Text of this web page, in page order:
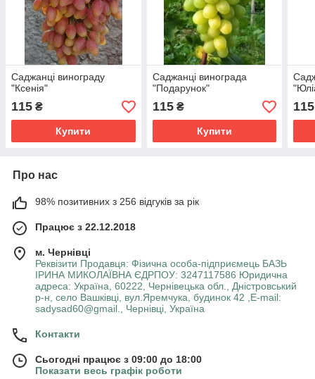
Саджанці винограду
"Ксенія"
115 ₴
Купити
Саджанці винограда
"Подарунок"
115₴
Купити
115
Про нас
98% позитивних з 256 відгуків за рік
Працює з 22.12.2018
м. Чернівці
Реквізити Продавця: Фізична особа-підприємець БАЗЬ
ІРИНА МИКОЛАЇВНА ЄДРПОУ: 3247117586 Юридична
адреса: Україна, 60222, Чернівецька обл., Дністровський
р-н, село Вашківці, вул.Яремчука, будинок 42 ,E-mail:
sadysad60@gmail., Чернівці, Україна
Контакти
Сьогодні працює з 09:00 до 18:00
Показати весь графік роботи